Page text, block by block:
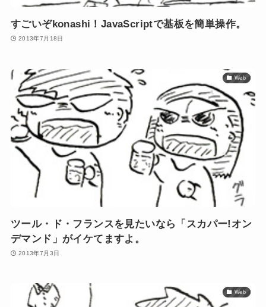
すごいぞkonashi！JavaScriptで基板を簡単操作。
2013年7月18日
Web
ツール・ド・フランスを見たいなら「スカパー!オン
デマンド」がイケてますよ。
2013年7月3日
Web